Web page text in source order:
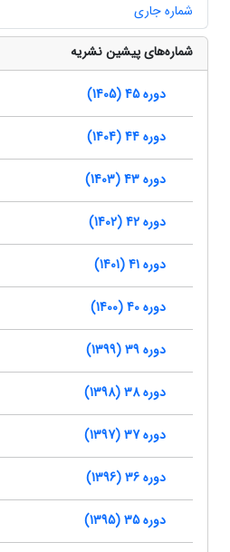
شماره جاری
شماره‌های پیشین نشریه
دوره 45 (1405)
دوره 44 (1404)
دوره 43 (1403)
دوره 42 (1402)
دوره 41 (1401)
دوره 40 (1400)
دوره 39 (1399)
دوره 38 (1398)
دوره 37 (1397)
دوره 36 (1396)
دوره 35 (1395)